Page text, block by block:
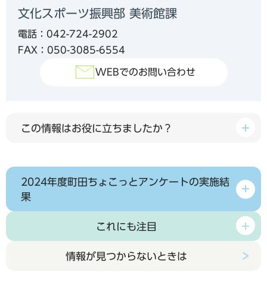
文化スポーツ振興部 美術館課
電話：042-724-2902
FAX：050-3085-6554
WEBでのお問い合わせ
この情報はお役に立ちましたか？
2024年度町田ちょこっとアンケートの実施結
果
これにも注目
情報が見つからないときは